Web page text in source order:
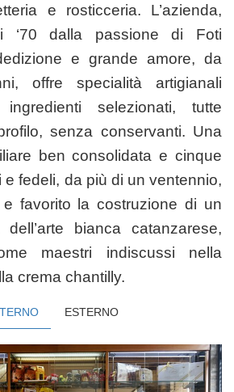
e rosticceria. L’azienda,
‘70 dalla passione di Foti
e grande amore, da
offre specialità artigianali
selezionati, tutte
senza conservanti. Una
ben consolidata e cinque
fedeli, da più di un ventennio,
favorito la costruzione di un
bianca catanzarese,
maestri indiscussi nella
crema chantilly.
ESTERNO